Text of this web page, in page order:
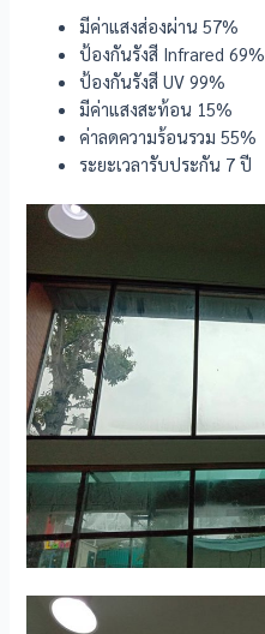
มีค่าแสงส่องผ่าน 57%
ป้องกันรังสี Infrared 69%
ป้องกันรังสี UV 99%
มีค่าแสงสะท้อน 15%
ค่าลดความร้อนรวม 55%
ระยะเวลารับประกัน 7 ปี